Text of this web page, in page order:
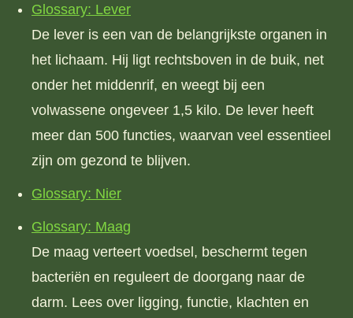
Glossary: Lever
De lever is een van de belangrijkste organen in
het lichaam. Hij ligt rechtsboven in de buik, net
onder het middenrif, en weegt bij een
volwassene ongeveer 1,5 kilo. De lever heeft
meer dan 500 functies, waarvan veel essentieel
zijn om gezond te blijven.
Glossary: Nier
Glossary: Maag
De maag verteert voedsel, beschermt tegen
bacteriën en reguleert de doorgang naar de
darm. Lees over ligging, functie, klachten en